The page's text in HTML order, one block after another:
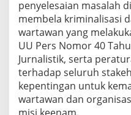
penyelesaian masalah
membela kriminalisasi
wartawan yang
UU Pers Nomor 40
Jurnalistik, serta
terhadap seluruh
kepentingan untuk
wartawan dan